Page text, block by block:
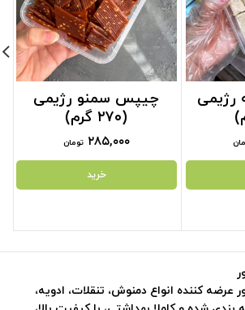
رژیمی
چیپس سمنو رژیمی
(۲۷۰ گرم)
۲۸۵,۰۰۰ تومان
خرید
عرضه کننده انواع دمنوش، تنقلات، ادویه،